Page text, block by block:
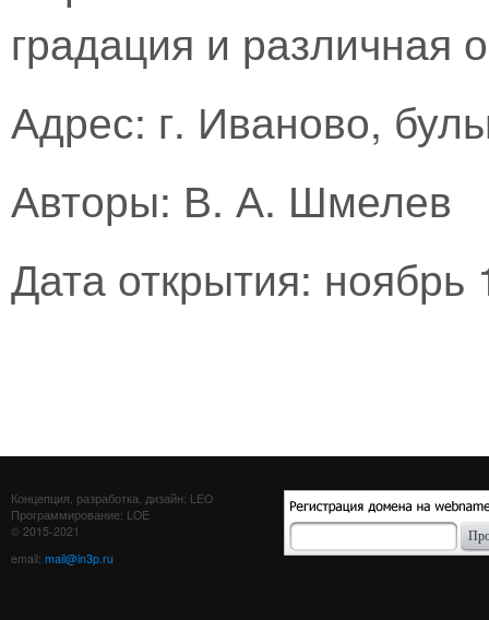
градация и различная
Адрес: г. Иваново,
Авторы: В. А. Шмелев
Дата открытия: ноябрь
Концепция, разработка, дизайн: LEO
Программирование: LOE
© 2015-2021
email: mail@in3p.ru